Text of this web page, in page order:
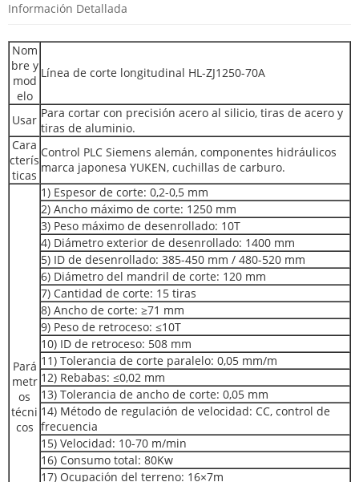
Información Detallada
Nom
bre y
mod
elo
Línea de corte longitudinal HL-ZJ1250-70A
Usar Para cortar con precisión acero al silicio, tiras de acero y
tiras de aluminio.
Cara
cterís
ticas
Control PLC Siemens alemán, componentes hidráulicos
marca japonesa YUKEN, cuchillas de carburo.
Pará
metr
os
técni
cos
1) Espesor de corte: 0,2-0,5 mm
2) Ancho máximo de corte: 1250 mm
3) Peso máximo de desenrollado: 10T
4) Diámetro exterior de desenrollado: 1400 mm
5) ID de desenrollado: 385-450 mm / 480-520 mm
6) Diámetro del mandril de corte: 120 mm
7) Cantidad de corte: 15 tiras
8) Ancho de corte: ≥71 mm
9) Peso de retroceso: ≤10T
10) ID de retroceso: 508 mm
11) Tolerancia de corte paralelo: 0,05 mm/m
12) Rebabas: ≤0,02 mm
13) Tolerancia de ancho de corte: 0,05 mm
14) Método de regulación de velocidad: CC, control de
frecuencia
15) Velocidad: 10-70 m/min
16) Consumo total: 80Kw
17) Ocupación del terreno: 16×7m